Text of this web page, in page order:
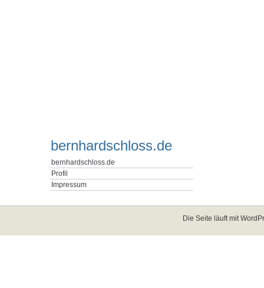
bernhardschloss.de
bernhardschloss.de
Profil
Impressum
Die Seite läuft mit